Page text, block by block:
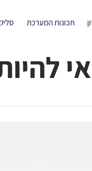
תכונות המערכת